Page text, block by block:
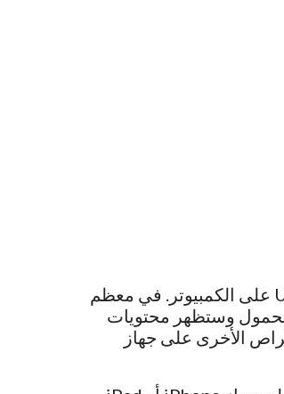
لاستخدام محرك أقراص فلاش ، ما عليك سوى إدخاله في منفذ USB على الكمبيوتر. في معظم
وستظهر محتويات
الأخرى على جهاز